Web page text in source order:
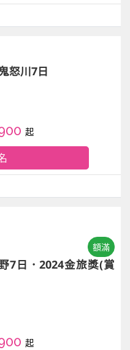
怒川7日
起
額滿
7日．2024金旅獎(賞
起